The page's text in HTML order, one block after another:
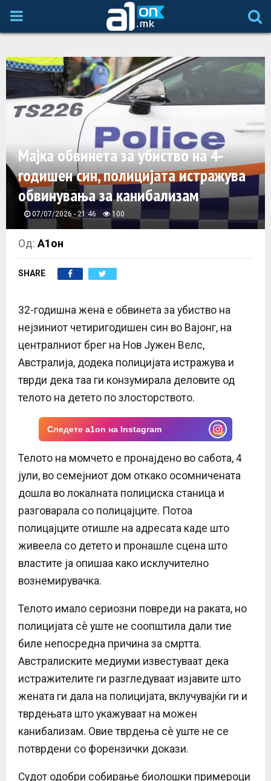
P
M
A
R
M
E
N
U
Мајка обвинета за убиство на 4-
годишен син, полицијата истражува
обвинувања за канибализам
07/07/2026 - 21:46 100
Од:А1он
SHARE
32-годишна жена е обвинета за убиство на
нејзиниот четиригодишен син во Вајонг, на
централниот брег на Нов Јужен Велс,
Австралија, додека полицијата истражува и
тврди дека таа ги конзумирала деловите од
телото на детето по злосторството.
Следете a1on на Instagram
Телото на момчето е пронајдено во сабота, 4
јули, во семејниот дом откако осомничената
дошла во локалната полициска станица и
разговарала со полицајците. Потоа
полицајците отишле на адресата каде што
живеела со детето и пронашле сцена што
властите ја опишаa како исклучително
вознемирувачка.
Телото имало сериозни повреди на раката, но
полицијата сè уште не соопштила дали тие
биле непосредна причина за смртта.
Австралиските медиуми известуваат дека
истражителите ги разгледуваат изјавите што
жената ги дала на полицијата, вклучувајќи ги и
тврдењата што укажуваат на можен
канибализам. Овие тврдења сè уште не се
потврдени со форензички докази.
Судот одобри собирање биолошки примероци